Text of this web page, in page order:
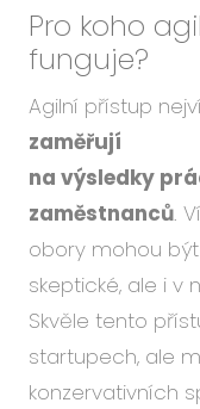
Pro koho
funguje?
Agilní přístup
zaměřují
na výsledky
zaměstnanců.
obory mohou
skeptické, ale i v
Skvěle tento
startupech, ale
konzervativních